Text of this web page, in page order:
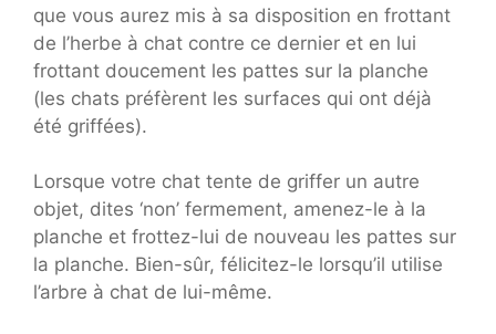
que vous aurez mis à sa disposition en frottant
de l’herbe à chat contre ce dernier et en lui
frottant doucement les pattes sur la planche
(les chats préfèrent les surfaces qui ont déjà
été griffées).
Lorsque votre chat tente de griffer un autre
objet, dites ‘non’ fermement, amenez-le à la
planche et frottez-lui de nouveau les pattes sur
la planche. Bien-sûr, félicitez-le lorsqu’il utilise
l’arbre à chat de lui-même.